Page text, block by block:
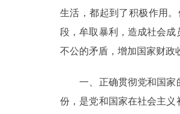
ENGLISH
DEUTSCH
ESPAÑOL
生活，都起到了积极作用
段，牟取暴利，造成社会
不公的矛盾，增加国家财政
一、正确贯彻党和国家的
份，是党和国家在社会主